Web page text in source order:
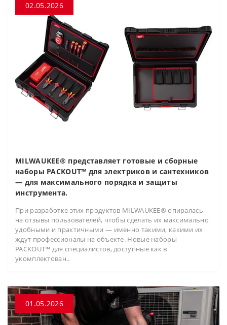
02.05.2026
MILWAUKEE® представляет готовые и сборные
наборы PACKOUT™ для электриков и сантехников
— для максимального порядка и защиты
инструмента.
При разработке этих продуктов MILWAUKEE® опиралась
на отзывы пользователей, чтобы сделать их максимально
удобными и практичными — именно такими, какими их
ждут профессионалы на объекте. Новые наборы
PACKOUT™ для специалистов, доступные как в
укомплектован..
01.05.2026